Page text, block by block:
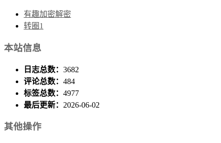
有趣加密解密
转圈1
本站信息
日志总数： 3682
评论总数： 484
标签总数： 4977
最后更新： 2026-06-02
其他操作